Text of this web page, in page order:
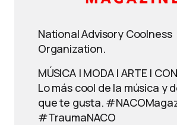
National Advisory Coolness
Organization.
MÚSICA | MODA | ARTE |
Lo más cool de la música y
que te gusta.
#TraumaNACO